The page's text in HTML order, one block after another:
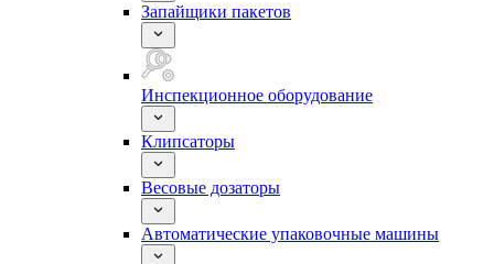
Запайщики пакетов
Инспекционное оборудование
Клипсаторы
Весовые дозаторы
Автоматические упаковочные машины